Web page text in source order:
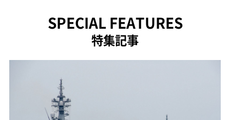
SPECIAL FEATURES
特集記事